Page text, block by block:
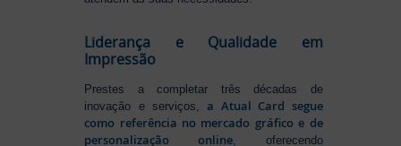
Liderança e Qualidade em
Impressão
Prestes a completar três décadas de
inovação e serviços,a Atual Card segue
como referência no mercado gráfico e de
personalização online, oferecendo